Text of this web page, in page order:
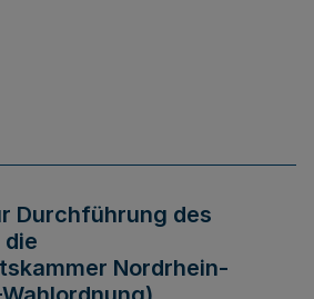
Durchführung des
die
Nordrhein-